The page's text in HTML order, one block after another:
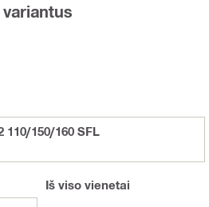
110/150/160 SFL
Iš visovienetai